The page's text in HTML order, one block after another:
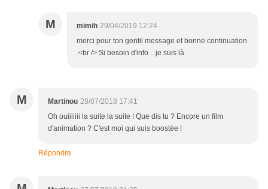
M mimih 29/04/2019 12:24
merci pour ton gentil message et bonne continuation
.<br /> Si besoin d'info ...je suis là
M Martinou 28/07/2018 17:41
Oh ouiiiiiii la suite la suite ! Que dis tu ? Encore un film
d'animation ? C'est moi qui suis boostée !
Répondre